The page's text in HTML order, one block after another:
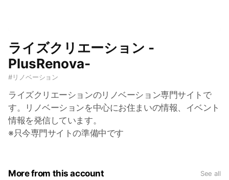
ライズクリエーション -
PlusRenova-
#リノベーション
ライズクリエーションのリノベーション専門サイトで
す。リノベーションを中心にお住まいの情報、イベント
情報を発信しています。
※只今専門サイトの準備中です
More from this account See all